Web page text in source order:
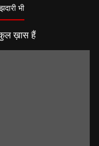
भी
ख़ास हैं